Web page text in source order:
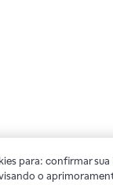
para: confirmar
o